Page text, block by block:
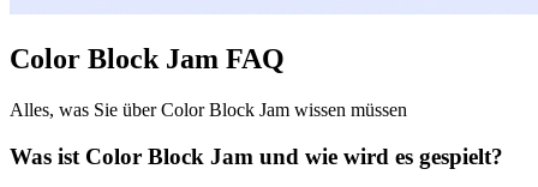
Color Block Jam FAQ
Alles, was Sie über Color Block Jam wissen müssen
Was ist Color Block Jam und wie wird es gespielt?